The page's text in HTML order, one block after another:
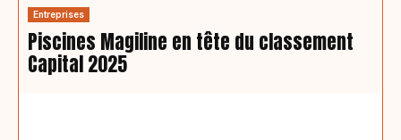
Entreprises
Piscines Magiline en tête du classement
Capital 2025